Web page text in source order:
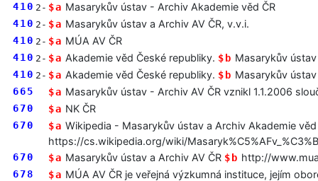
410 2- $a Masarykův ústav - Archiv Akademie věd ČR
410 2- $a Masarykův ústav a Archiv AV ČR, v.v.i.
410 2- $a MÚA AV ČR
410 2- $a Akademie věd České republiky. $b Masarykův
410 2- $a Akademie věd České republiky. $b Masarykův
665 $a Masarykův ústav - Archiv AV ČR vznikl 1.1.2006
670 $a NK ČR
670 $a Wikipedia - Masarykův ústav a Archiv Akademie
https://cs.wikipedia.org/wiki/
670 $a Masarykův ústav a Archiv AV ČR $b http://
678 $a MÚA AV ČR je veřejná výzkumná instituce, jejím